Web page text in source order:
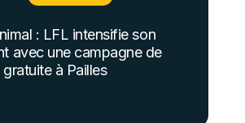
: LFL intensifie son
avec une campagne de
à Pailles